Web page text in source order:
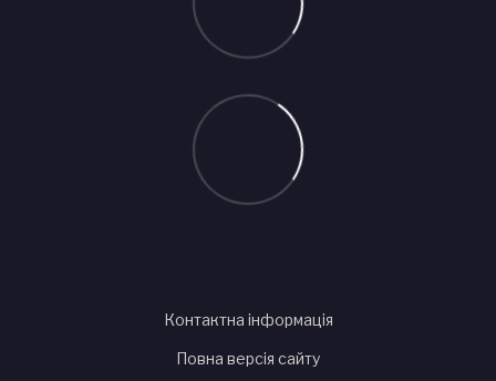
Контактна інформація
Повна версія сайту